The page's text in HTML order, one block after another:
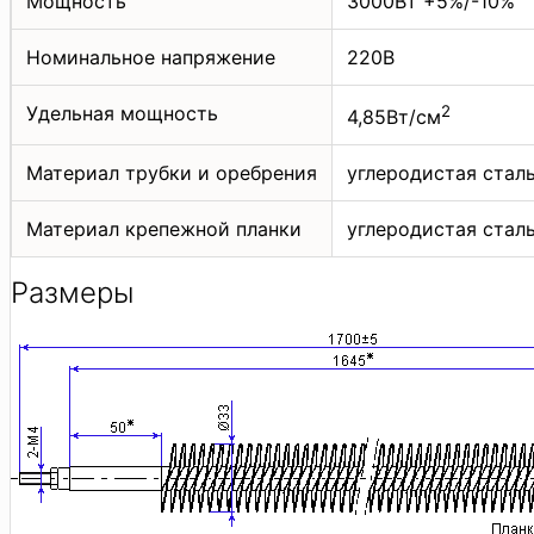
Номинальное напряжение 220В
Удельная мощность 4,85Вт/см2
Материал трубки и оребрения углеродистая
Материал крепежной планки углеродистая
Размеры